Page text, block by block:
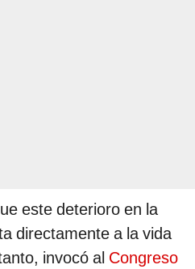
este deterioro en la
directamente a la vida
invocó al Congreso